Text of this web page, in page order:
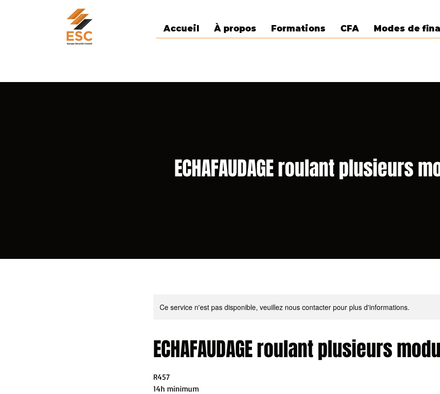
Accueil À propos Formations CFA Modes de
ECHAFAUDAGE roulant plusieurs
Ce service n'est pas disponible, veuillez nous contacter pour plus d'informations.
ECHAFAUDAGE roulant plusieurs
R457
14h minimum